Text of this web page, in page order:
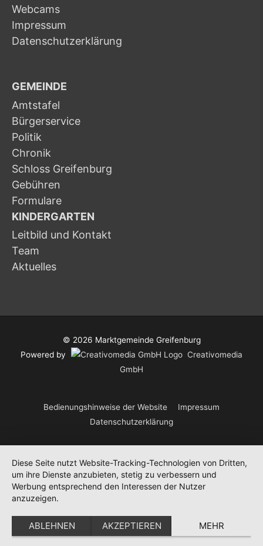
Webcams
Impressum
Datenschutzerklärung
GEMEINDE
Amtstafel
Bürgerservice
Politik
Chronik
Schloss Greifenburg
Gebühren
Formulare
KINDERGARTEN
Leitbild und Kontakt
Team
Aktuelles
© 2026 Marktgemeinde Greifenburg
Powered by
Creativomedia
GmbH
Bedienungshinweise der Website
Impressum
Datenschutzerklärung
Diese Seite nutzt Website-Tracking-Technologien von Dritten,
um ihre Dienste anzubieten, stetig zu verbessern und
Werbung entsprechend den Interessen der Nutzer
anzuzeigen.
ABLEHNEN AKZEPTIEREN MEHR